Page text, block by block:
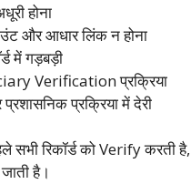
होना
और आधार लिंक न होना
में गड़बड़ी
Verification प्रक्रिया
प्रक्रिया में देरी
सभी रिकॉर्ड को Verify करती
है।